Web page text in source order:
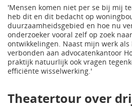
'Mensen komen niet per se bij mij
heb dit en dit bedacht op
duurzaamheidsgebied en hoe nu
onderzoeker vooral zelf op zoek
ontwikkelingen. Naast mijn werk
verbonden aan advocatenkantoor
praktijk natuurlijk ook vragen
efficiënte wisselwerking.'
Theatertour over